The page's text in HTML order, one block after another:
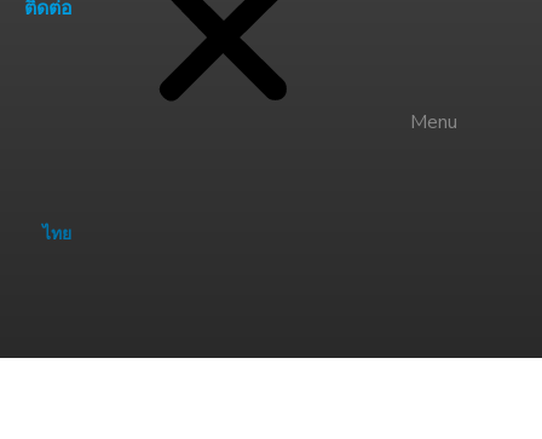
Menu
ไทย
ติดต่อ